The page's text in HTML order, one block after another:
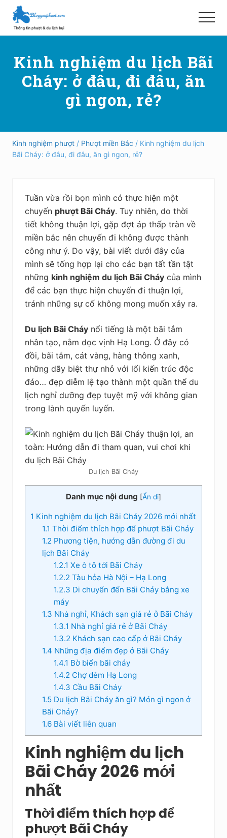
Menu
Skip
main
qua
primary
Hướng
phượt,
và
ngoài
nước
an
nghiệm,
kiệm
Menu
Kinh nghiệm du lịch Bãi
Cháy: ở đâu, đi đâu, ăn
gì ngon, rẻ?
Kinh nghiệm phượt / Phượt miền Bắc / Kinh nghiệm du lịch
Bãi Cháy: ở đâu, đi đâu, ăn gì ngon, rẻ?
Tuần vừa rồi bọn mình có thực hiện một
chuyến phượt Bãi Cháy. Tuy nhiên, do thời
tiết không thuận lợi, gặp đợt áp thấp tràn về
miền bắc nên chuyến đi không được thành
công như ý. Do vậy, bài viết dưới đây của
mình sẽ tống hợp lại cho các bạn tất tần tật
những kinh nghiệm du lịch Bãi Cháy của mình
để các bạn thực hiện chuyến đi thuận lợi,
tránh những sự cố không mong muốn xảy ra.
Du lịch Bãi Cháy nổi tiếng là một bãi tắm
nhân tạo, nằm dọc vịnh Hạ Long. Ở đây có
đồi, bãi tắm, cát vàng, hàng thông xanh,
những dãy biệt thự nhỏ với lối kiến trúc độc
đáo… đẹp diễm lệ tạo thành một quần thể du
lịch nghỉ dưỡng đẹp tuyệt mỹ với không gian
trong lành quyến luyến.
Du lịch Bãi Cháy
Danh mục nội dung [Ẩn đi]
1 Kinh nghiệm du lịch Bãi Cháy 2026 mới nhất
1.1 Thời điểm thích hợp để phượt Bãi Cháy
1.2 Phương tiện, hướng dẫn đường đi du
lịch Bãi Cháy
1.2.1 Xe ô tô tới Bãi Cháy
1.2.2 Tàu hỏa Hà Nội – Hạ Long
1.2.3 Di chuyển đến Bãi Cháy bằng xe
máy
1.3 Nhà nghỉ, Khách sạn giá rẻ ở Bãi Cháy
1.3.1 Nhà nghỉ giá rẻ ở Bãi Cháy
1.3.2 Khách sạn cao cấp ở Bãi Cháy
1.4 Những địa điểm đẹp ở Bãi Cháy
1.4.1 Bờ biển bãi cháy
1.4.2 Chợ đêm Hạ Long
1.4.3 Cầu Bãi Cháy
1.5Du lịch Bãi Cháy ăn gì? Món gì ngon ở
Bãi Cháy?
1.6Bài viết liên quan
Kinh nghiệm du lịch
Bãi Cháy 2026 mới
nhất
Thời điểm thích hợp để
phượt Bãi Cháy